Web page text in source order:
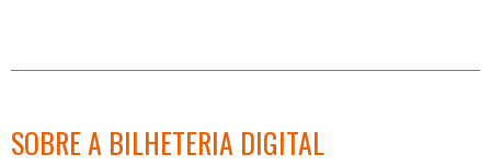
SOBRE A BILHETERIA DIGITAL